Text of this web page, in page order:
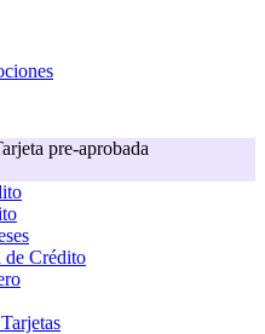
pre-aprobada
de Crédito